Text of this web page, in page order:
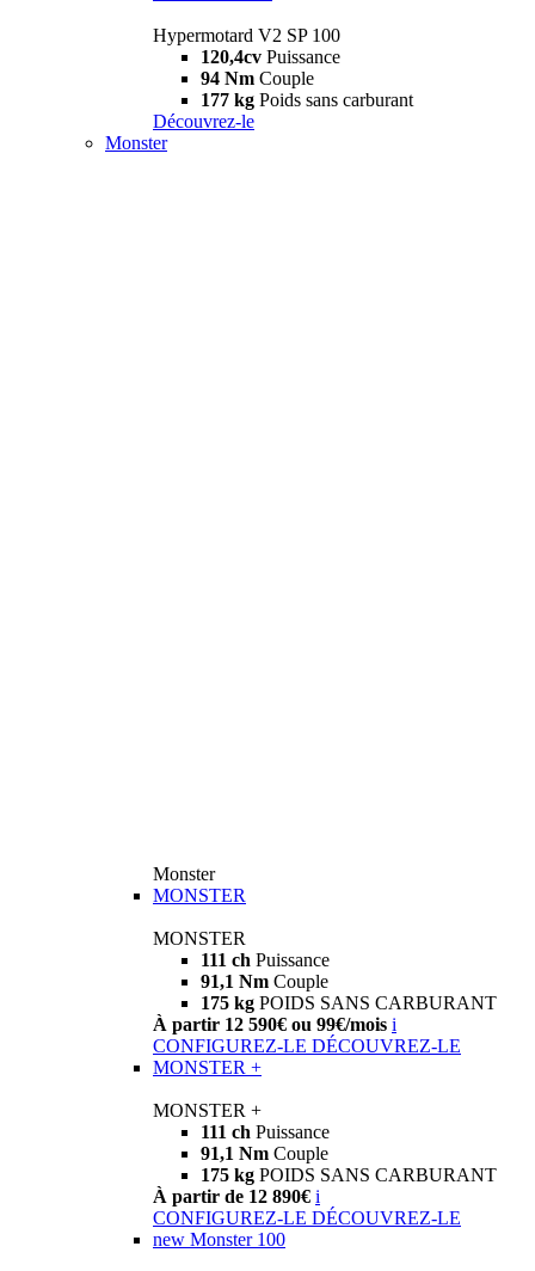
Hypermotard V2 SP 100
120,4cv Puissance
94 Nm Couple
177 kg Poids sans carburant
Découvrez-le
Monster
Monster
MONSTER
MONSTER
111 ch Puissance
91,1 Nm Couple
175 kg POIDS SANS CARBURANT
À partir 12 590€ ou 99€/mois i
CONFIGUREZ-LE DÉCOUVREZ-LE
MONSTER +
MONSTER +
111 ch Puissance
91,1 Nm Couple
175 kg POIDS SANS CARBURANT
À partir de 12 890€ i
CONFIGUREZ-LE DÉCOUVREZ-LE
new Monster 100